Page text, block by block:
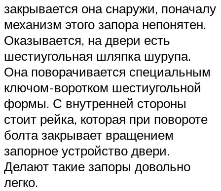
закрывается она снаружи, поначалу
механизм этого запора непонятен.
Оказывается, на двери есть
шестиугольная шляпка шурупа.
Она поворачивается специальным
ключом-воротком шестиугольной
формы. С внутренней стороны
стоит рейка, которая при повороте
болта закрывает вращением
запорное устройство двери.
Делают такие запоры довольно
легко.